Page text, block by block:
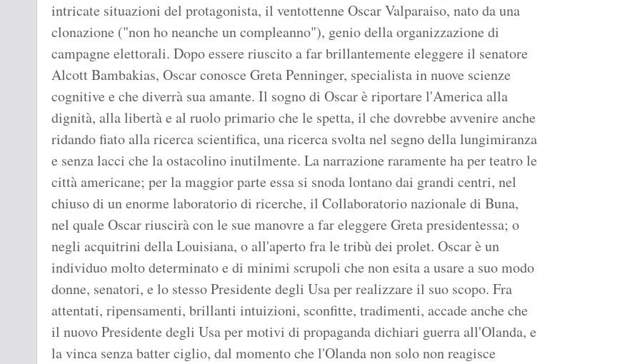
intricate situazioni del protagonista, il ventottenne Oscar Valparaiso, nato da una
clonazione ("non ho neanche un compleanno"), genio della organizzazione di
campagne elettorali. Dopo essere riuscito a far brillantemente eleggere il senatore
Alcott Bambakias, Oscar conosce Greta Penninger, specialista in nuove scienze
cognitive e che diverrà sua amante. Il sogno di Oscar è riportare l'America alla
dignità, alla libertà e al ruolo primario che le spetta, il che dovrebbe avvenire anche
ridando fiato alla ricerca scientifica, una ricerca svolta nel segno della lungimiranza
e senza lacci che la ostacolino inutilmente. La narrazione raramente ha per teatro le
città americane; per la maggior parte essa si snoda lontano dai grandi centri, nel
chiuso di un enorme laboratorio di ricerche, il Collaboratorio nazionale di Buna,
nel quale Oscar riuscirà con le sue manovre a far eleggere Greta presidentessa; o
negli acquitrini della Louisiana, o all'aperto fra le tribù dei prolet. Oscar è un
individuo molto determinato e di minimi scrupoli che non esita a usare a suo modo
donne, senatori, e lo stesso Presidente degli Usa per realizzare il suo scopo. Fra
attentati, ripensamenti, brillanti intuizioni, sconfitte, tradimenti, accade anche che
il nuovo Presidente degli Usa per motivi di propaganda dichiari guerra all'Olanda, e
la vinca senza batter ciglio, dal momento che l'Olanda non solo non reagisce